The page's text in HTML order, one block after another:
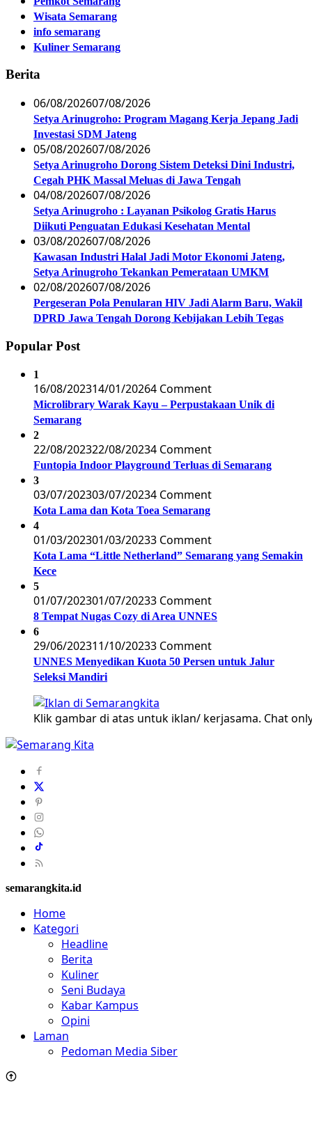
Wisata Semarang
info semarang
Kuliner Semarang
Berita
06/08/202607/08/2026
Setya Arinugroho: Program Magang Kerja Jepang Jadi
Investasi SDM Jateng
05/08/202607/08/2026
Setya Arinugroho Dorong Sistem Deteksi Dini Industri,
Cegah PHK Massal Meluas di Jawa Tengah
04/08/202607/08/2026
Setya Arinugroho : Layanan Psikolog Gratis Harus
Diikuti Penguatan Edukasi Kesehatan Mental
03/08/202607/08/2026
Kawasan Industri Halal Jadi Motor Ekonomi Jateng,
Setya Arinugroho Tekankan Pemerataan UMKM
02/08/202607/08/2026
Pergeseran Pola Penularan HIV Jadi Alarm Baru, Wakil
DPRD Jawa Tengah Dorong Kebijakan Lebih Tegas
Popular Post
1
16/08/202314/01/20264 Comment
Microlibrary Warak Kayu – Perpustakaan Unik di
Semarang
2
22/08/202322/08/20234 Comment
Funtopia Indoor Playground Terluas di Semarang
3
03/07/202303/07/20234 Comment
Kota Lama dan Kota Toea Semarang
4
01/03/202301/03/20233 Comment
Kota Lama “Little Netherland” Semarang yang Semakin
Kece
5
01/07/202301/07/20233 Comment
8 Tempat Nugas Cozy di Area UNNES
6
29/06/202311/10/20233 Comment
UNNES Menyedikan Kuota 50 Persen untuk Jalur
Seleksi Mandiri
Klik gambar di atas untuk iklan/ kerjasama. Chat
semarangkita.id
Home
Kategori
Headline
Berita
Kuliner
Seni Budaya
Kabar Kampus
Opini
Laman
Pedoman Media Siber